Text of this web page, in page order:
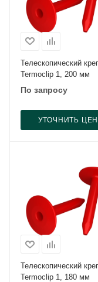
Телескопический
Termoclip 1, 200 мм
По запросу
УТОЧНИТЬ
Телескопический
Termoclip 1, 180 мм